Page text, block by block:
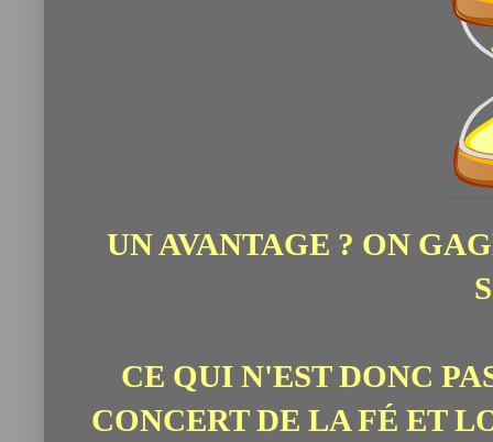
UN AVANTAGE ? ON
CE QUI N'EST DONC
CONCERT DE LA FÉ ET